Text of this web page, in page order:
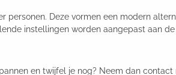
Deze vormen een modern
instellingen worden aangepast aan
en twijfel je nog? Neem dan